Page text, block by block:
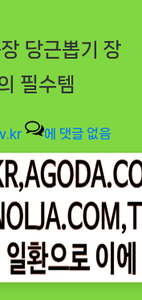
당근뽑기 장
필수템
강
아
지
즈
워
크
당
에 댓글 없음